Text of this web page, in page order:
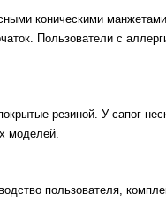
коническими
Пользователи с
резиной. У сапог
моделей.
пользователя,